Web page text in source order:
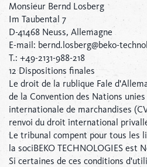
Monsieur Bernd Losberg
Im Taubental 7
D-41468 Neuss, Allemagne
E-mail: bernd.losberg@beko-
T.: +49-2131-988-218
12 Dispositions finales
Le droit de la rublique Fale
de la Convention des Nations
internationale de marchandises
renvoi du droit international
Le tribunal compent pour tous les
la sociBEKO TECHNOLOGIES est
Si certaines de ces conditions